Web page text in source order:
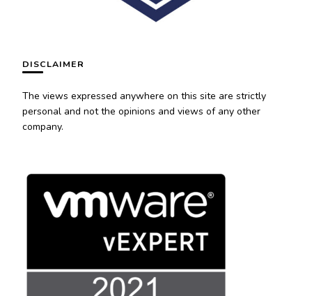
DISCLAIMER
The views expressed anywhere on this site are strictly
personal and not the opinions and views of any other
company.